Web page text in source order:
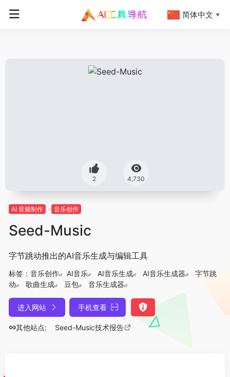
2 4,730
AI 音频制作 音乐创作
Seed-Music
字节跳动推出的AI音乐生成与编辑工具
标签： 音乐创作 AI音乐 AI音乐生成 AI音乐生成器
字节跳
动
歌曲生成 豆包 音乐生成器
进入网站 手机查看
其他站点: Seed-Music技术报告
简体中文 ▼